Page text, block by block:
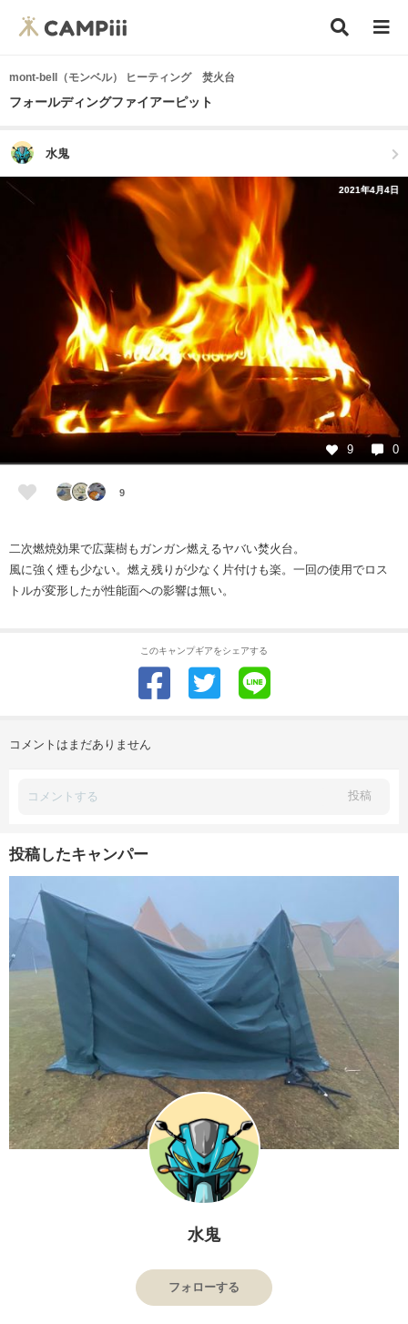
mont-bell（モンベル） ヒーティング 焚火台
フォールディングファイアーピット
水鬼
2021年4月4日
9 0
9
二次燃焼効果で広葉樹もガンガン燃えるヤバい焚火台。
風に強く煙も少ない。燃え残りが少なく片付けも楽。一回の使用でロス
トルが変形したが性能面への影響は無い。
このキャンプギアをシェアする
コメントはまだありません
投稿
投稿したキャンパー
水鬼
フォローする